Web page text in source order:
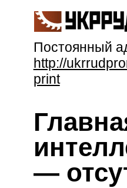
Постоянный
http://
print
—